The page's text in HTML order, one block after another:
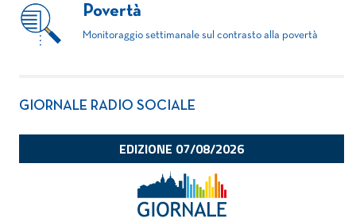
Povertà
Monitoraggio settimanale sul contrasto alla povertà
GIORNALE RADIO SOCIALE